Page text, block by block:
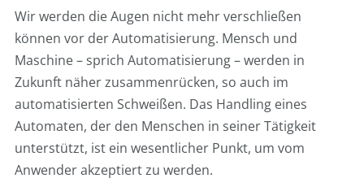
Wir werden die Augen nicht mehr verschließen
können vor der Automatisierung. Mensch und
Maschine – sprich Automatisierung – werden in
Zukunft näher zusammenrücken, so auch im
automatisierten Schweißen. Das Handling eines
Automaten, der den Menschen in seiner Tätigkeit
unterstützt, ist ein wesentlicher Punkt, um vom
Anwender akzeptiert zu werden.